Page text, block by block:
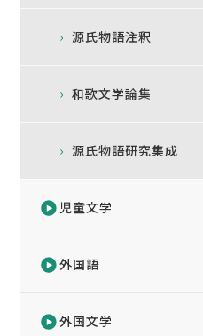
源氏物語注釈
和歌文学論集
源氏物語研究集成
児童文学
外国語
外国文学